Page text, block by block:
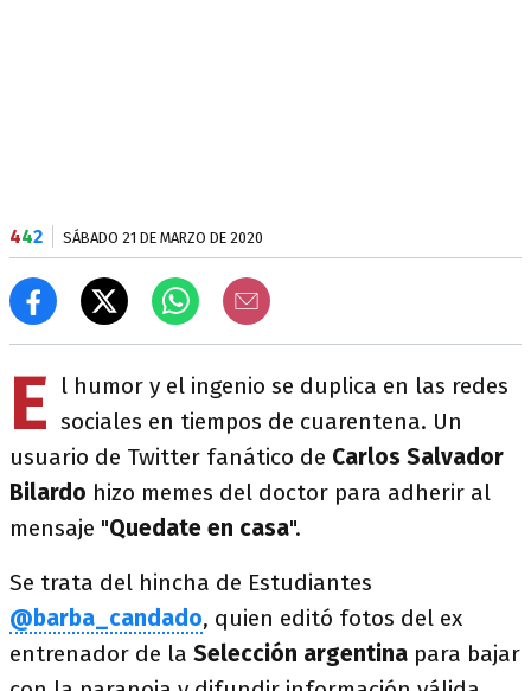
442 SÁBADO 21 DE MARZO DE 2020
E
l humor y el ingenio se duplica en las redes
sociales en tiempos de cuarentena. Un
usuario de Twitter fanático de Carlos Salvador
Bilardo hizo memes del doctor para adherir al
mensaje "Quedate en casa".
Se trata del hincha de Estudiantes
@barba_candado, quien editó fotos del ex
entrenador de la Selección argentina para bajar